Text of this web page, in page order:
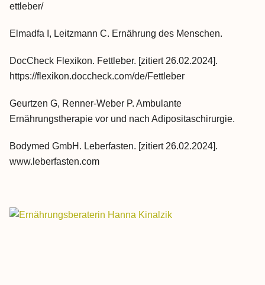
ettleber/
Elmadfa I, Leitzmann C. Ernährung des Menschen.
DocCheck Flexikon. Fettleber. [zitiert 26.02.2024].
https://flexikon.doccheck.com/de/Fettleber
Geurtzen G, Renner-Weber P. Ambulante
Ernährungstherapie vor und nach Adipositaschirurgie.
Bodymed GmbH. Leberfasten. [zitiert 26.02.2024].
www.leberfasten.com